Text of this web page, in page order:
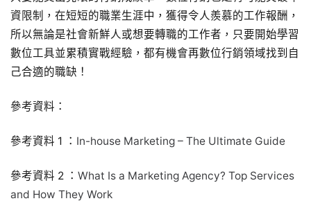
資限制，在短短的職業生涯中，獲得令人羨慕的工作報酬，
所以無論是社會新鮮人或想要轉職的工作者，只要開始學習
數位工具並累積實戰經驗，都有機會再數位行銷領域找到自
己合適的職缺！
參考資料：
參考資料 1 ： In-house Marketing – The Ultimate Guide
參考資料 2 ： What Is a Marketing Agency? Top Services
and How They Work